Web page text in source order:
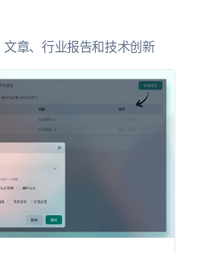
文章、行业报告和技术创新